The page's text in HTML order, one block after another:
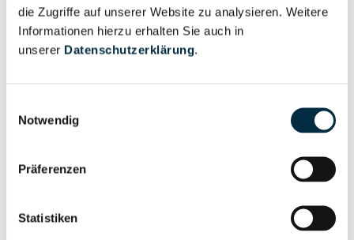
die Zugriffe auf unserer Website zu analysieren. Weitere
Informationen hierzu erhalten Sie auch in
unserer Datenschutzerklärung.
Notwendig
Präferenzen
Statistiken
Rehberg Forderungsmanagement GmbH
Rehberg Holzbau GmbH & Co. KG
REHBERG HÜPPE + PARTNER Patentanwälte
PartG mbB